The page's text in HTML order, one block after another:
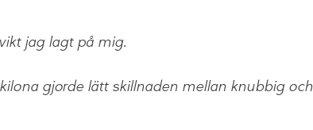
jag lagt på mig.
gjorde lätt skillnaden mellan knubbig och